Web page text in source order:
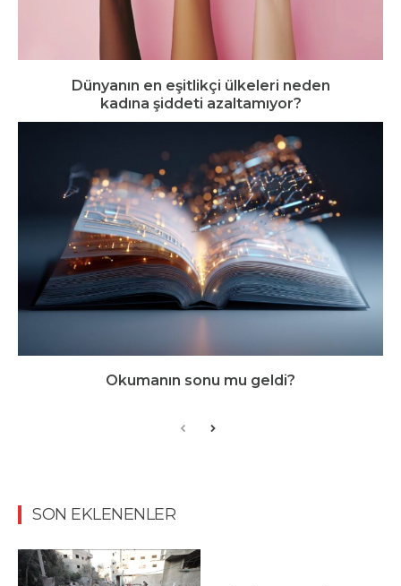
Dünyanın en eşitlikçi ülkeleri neden
kadına şiddeti azaltamıyor?
Okumanın sonu mu geldi?
SON EKLENENLER